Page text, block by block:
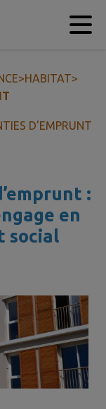
>HABITAT>
D'EMPRUNT
:
en
social